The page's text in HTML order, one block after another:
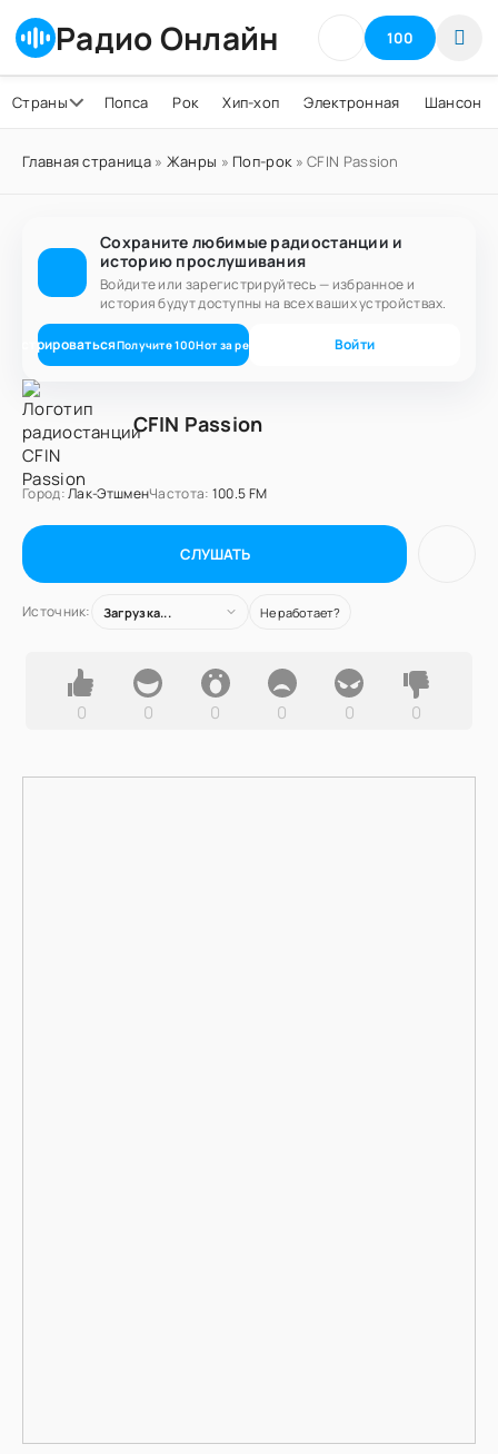
Радио Онлайн 100
Страны Попса Рок Хип-хоп Электронная Шансон
Главная страница» Жанры » Поп-рок» CFIN Passion
Сохраните любимые радиостанции и
историю прослушивания
Войдите или зарегистрируйтесь — избранное и
история будут доступны на всех ваших устройствах.
Получите100Нот за регистрацию Войти
CFIN Passion
Город:Лак-ЭтшменЧастота: 100.5 FM
СЛУШАТЬ
Источник: Загрузка... Не работает?
0 0 0 0 0 0